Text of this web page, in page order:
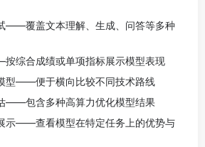
——覆盖文本理解、生成、问答等多种
综合成绩或单项指标展示模型表现
型——便于横向比较不同技术路线
——包含多种高算力优化模型结果
示——查看模型在特定任务上的优势与